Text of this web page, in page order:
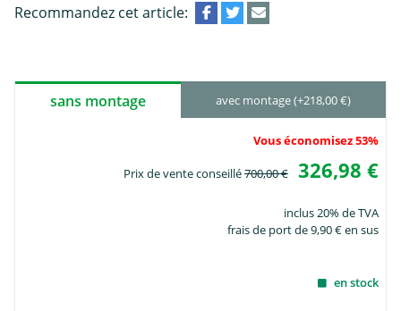
Recommandez cet article:
sans montage avec montage (+218,00 €)
Vous économisez 53%
Prix de vente conseillé700,00 € 326,98 €
inclus 20% de TVA
frais de port de 9,90 € en sus
en stock